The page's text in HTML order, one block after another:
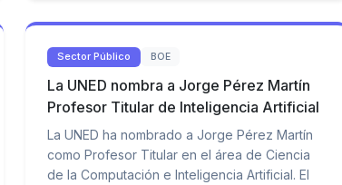
Sector Público BOE
La UNED nombra a Jorge Pérez Martín
Profesor Titular de Inteligencia Artificial
La UNED ha nombrado a Jorge Pérez Martín
como Profesor Titular en el área de Ciencia
de la Computación e Inteligencia Artificial. El